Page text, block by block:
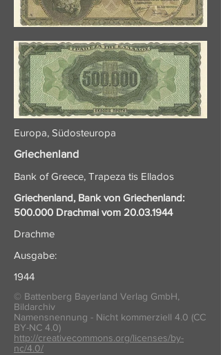
Europa, Südosteuropa
Griechenland
Bank of Greece, Trapeza tis Ellados
Griechenland, Bank von Griechenland:
500.000 Drachmai vom 20.03.1944
Drachme
Ausgabe:
1944
© Battenberg Bayerland Verlag GmbH,
Bildarchiv
Namensnennung - Nicht kommerziell 4.0 (CC
BY-NC 4.0)
http://creativecommons.org/licenses/by-
nc/4.0/